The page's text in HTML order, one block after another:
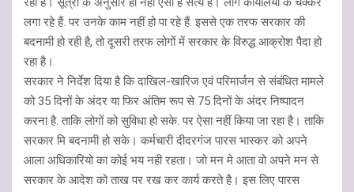
लगा रहे हैं. पर उनके काम नहीं हो पा रहे हैं. इससे एक तरफ सरकार की
बदनामी हो रही है, तो दूसरी तरफ लोगों में सरकार के विरुद्ध आक्रोश पैदा हो
रहा है।
सरकार ने निर्देश दिया है कि दाखिल-खारिज एवं परिमार्जन से संबंधित मामले
को 35 दिनों के अंदर या फिर अंतिम रूप से 75 दिनों के अंदर निष्पादन
करना है. ताकि लोगों को सुविधा हो सके. पर ऐसा नहीं किया जा रहा है। ताकि
सरकार मि बदनामी हो सके। कर्मचारी दीदरगंज पारस भास्कर को अपने
आला अधिकारियो का कोई भय नही रहता। जो मन मे आता वो अपने मन से
सरकार के आदेश को ताख पर रख कर कार्य करते है। इस लिए पारस